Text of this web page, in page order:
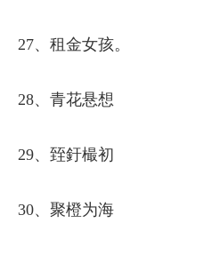
27、租金女孩。
28、青花悬想
29、臸釪樶初
30、聚橙为海